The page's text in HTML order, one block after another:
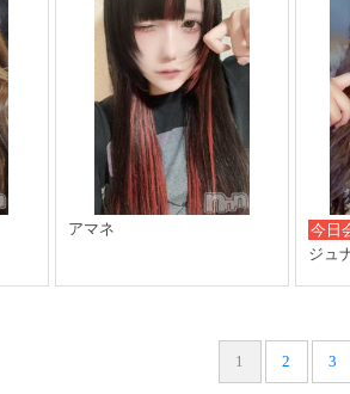
アマネ
今日
ジュ
1 2 3